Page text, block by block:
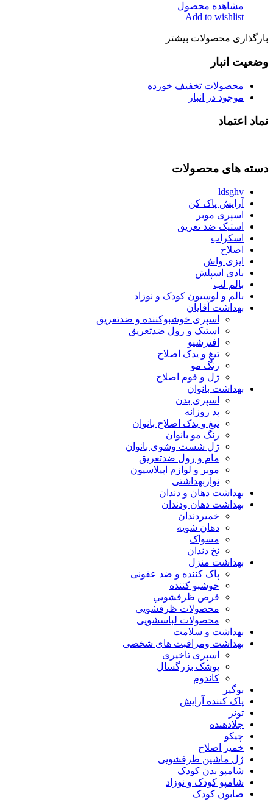
مشاهده محصول
Add to wishlist
بارگذاری محصولات بیشتر
وضعیت انبار
محصولات تخفیف خورده
موجود در انبار
نماد اعتماد
دسته های محصولات
ldsghv
آرایش پاک کن
اسپری موبر
استیک ضد تعریق
اسکراب
اصلاح
ایزی واش
بادی اسپلش
بالم لب
بالم و لوسیون کودک و نوزاد
بهداشت آقایان
اسپری خوشبوکننده و ضدتعریق
استیک و رول ضدتعریق
افترشیو
تیغ و یدک اصلاح
رنگ مو
ژل و فوم اصلاح
بهداشت بانوان
اسپری بدن
پد روزانه
تیغ و یدک اصلاح بانوان
رنگ مو بانوان
ژل شست وشوی بانوان
مام و رول ضدتعریق
موبر و لوازم اپیلاسیون
نواربهداشتی
بهداشت دهان و دندان
بهداشت دهان ودندان
خمیردندان
دهان شویه
مسواک
نخ دندان
بهداشت منزل
پاک کننده و ضد عفونی
خوشبو کننده
قرص ظرفشويي
محصولات ظرفشویی
محصولات لباسشویی
بهداشت و سلامت
بهداشت ومراقبت های شخصی
اسپری تاخیری
پوشک بزرگسال
کاندوم
بوگیر
پاک کننده آرایش
تونر
جلادهنده
چیکو
خمیر اصلاح
ژل ماشین ظرفشویی
شامپو بدن کودک
شامپو کودک و نوزاد
صابون کودک